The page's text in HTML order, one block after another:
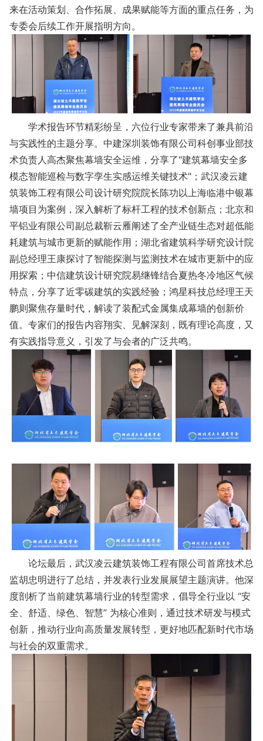
来在活动策划、合作拓展、成果赋能等方面的重点任务，为
专委会后续工作开展指明方向。
学术报告环节精彩纷呈，六位行业专家带来了兼具前沿
与实践性的主题分享。中建深圳装饰有限公司科创事业部技
术负责人高杰聚焦幕墙安全运维，分享了"建筑幕墙安全多
模态智能巡检与数字孪生实感运维关键技术"；武汉凌云建
筑装饰工程有限公司设计研究院院长陈功以上海临港中银幕
墙项目为案例，深入解析了标杆工程的技术创新点；北京和
平铝业有限公司副总裁靳云雁阐述了全产业链生态对超低能
耗建筑与城市更新的赋能作用；湖北省建筑科学研究设计院
副总经理王康探讨了智能探测与监测技术在城市更新中的应
用探索；中信建筑设计研究院易继锋结合夏热冬冷地区气候
特点，分享了近零碳建筑的实践经验；鸿星科技总经理王天
鹏则聚焦存量时代，解读了装配式金属集成幕墙的创新价
值。专家们的报告内容翔实、见解深刻，既有理论高度，又
有实践指导意义，引发了与会者的广泛共鸣。
论坛最后，武汉凌云建筑装饰工程有限公司首席技术总
监胡忠明进行了总结，并发表行业发展展望主题演讲。他深
度剖析了当前建筑幕墙行业的转型需求，倡导全行业以 “安
全、舒适、绿色、智慧” 为核心准则，通过技术研发与模式
创新，推动行业向高质量发展转型，更好地匹配新时代市场
与社会的双重需求。